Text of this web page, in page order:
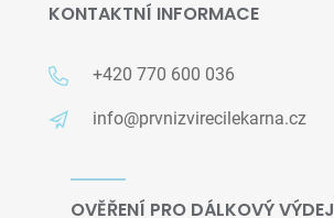
KONTAKTNÍ INFORMACE
+420 770 600 036
info@prvnizvirecilekarna.cz
OVĚŘENÍ PRO DÁLKOVÝ VÝDEJ